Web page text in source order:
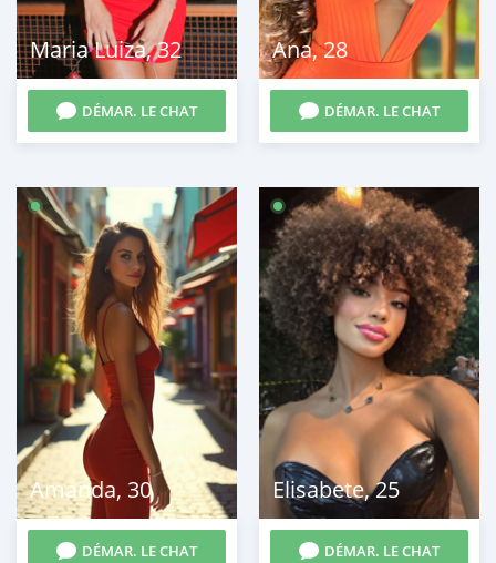
Maria Luiza,32
DÉMAR. LE CHAT
Ana,28
DÉMAR. LE CHAT
Amanda, 30
DÉMAR. LE CHAT
Elisabete,25
DÉMAR. LE CHAT